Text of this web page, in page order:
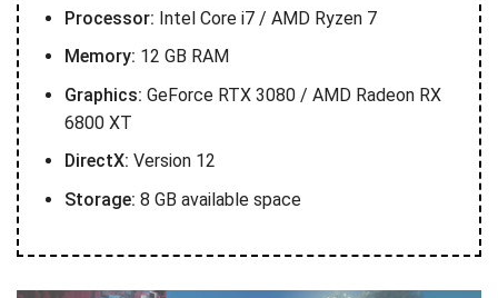
Processor: Intel Core i7 / AMD Ryzen 7
Memory: 12 GB RAM
Graphics: GeForce RTX 3080 / AMD Radeon RX
6800 XT
DirectX: Version 12
Storage: 8 GB available space